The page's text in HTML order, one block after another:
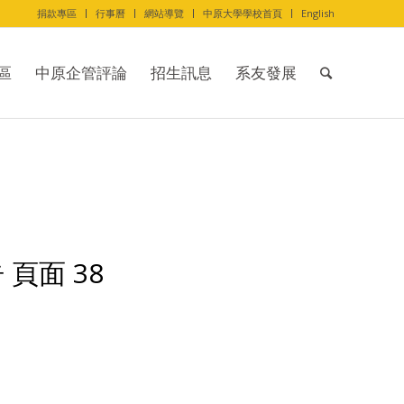
捐款專區 行事曆 網站導覽 中原大學學校首頁 English
中原企管評論 招生訊息 系友發展
頁面 38